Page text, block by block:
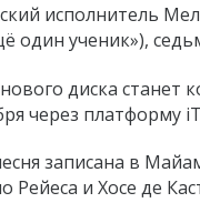
исполнитель
один ученик»),
диска станет
через платформу
записана в
Рейеса и Хосе де